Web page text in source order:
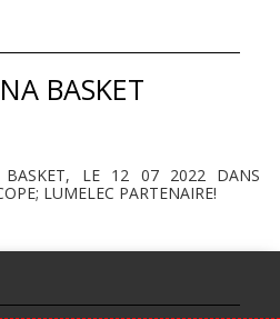
BASKET
BASKET, LE 12 07 2022 DANS
LUMELEC PARTENAIRE!